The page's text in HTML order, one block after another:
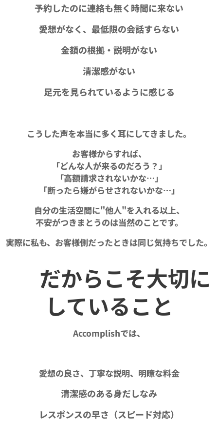
予約したのに連絡も無く時間に来ない
愛想がなく、最低限の会話すらない
金額の根拠・説明がない
清潔感がない
足元を見られているように感じる
こうした声を本当に多く耳にしてきました。
お客様からすれば、
「どんな人が来るのだろう？」
「高額請求されないかな…」
「断ったら嫌がらせされないかな…」
自分の生活空間に"他人"を入れる以上、
不安がつきまとうのは当然のことです。
実際に私も、お客様側だったときは同じ気持ちでした。
🤝 だからこそ大切に
していること
Accomplishでは、
愛想の良さ、丁寧な説明、明瞭な料金
清潔感のある身だしなみ
レスポンスの早さ（スピード対応）